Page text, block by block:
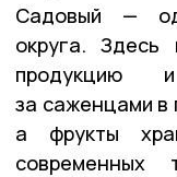
Садовый —
округа. Здесь
продукцию
за саженцами в
а фрукты
современных